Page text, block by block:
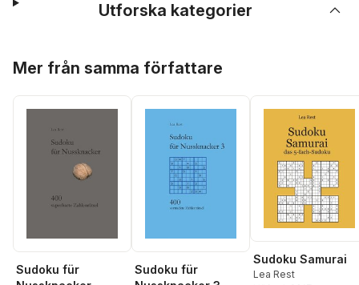
Utforska kategorier
Mer från samma författare
Sudoku für
Sudoku für
Sudoku Samurai
Lea Rest